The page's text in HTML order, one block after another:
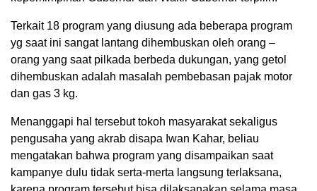
Terkait 18 program yang diusung ada beberapa program
yg saat ini sangat lantang dihembuskan oleh orang –
orang yang saat pilkada berbeda dukungan, yang getol
dihembuskan adalah masalah pembebasan pajak motor
dan gas 3 kg.
Menanggapi hal tersebut tokoh masyarakat sekaligus
pengusaha yang akrab disapa Iwan Kahar, beliau
mengatakan bahwa program yang disampaikan saat
kampanye dulu tidak serta-merta langsung terlaksana,